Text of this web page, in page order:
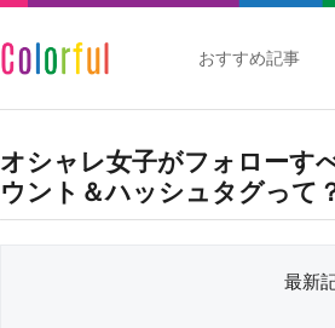
おすすめ記事
オシャレ女子がフォローす
ウント＆ハッシュタグって
最新